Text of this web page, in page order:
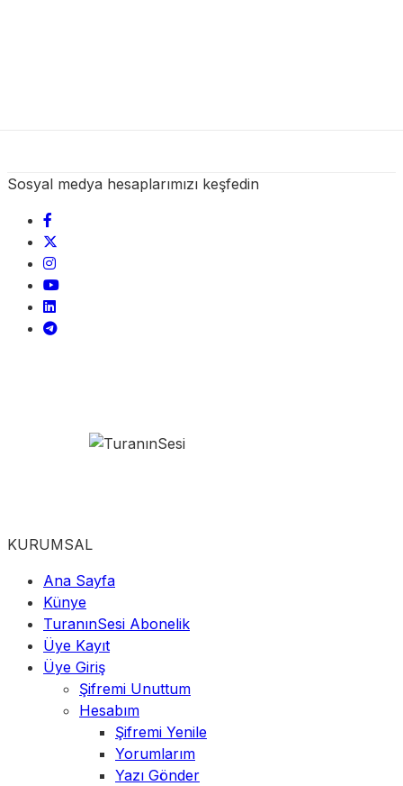
Sosyal medya hesaplarımızı keşfedin
KURUMSAL
Ana Sayfa
Künye
TuranınSesi Abonelik
Üye Kayıt
Üye Giriş
Şifremi Unuttum
Hesabım
Şifremi Yenile
Yorumlarım
Yazı Gönder